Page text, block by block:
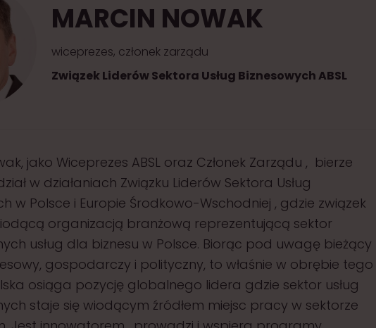
MARCIN NOWAK
wiceprezes, członek zarządu
Związek Liderów Sektora Usług Biznesowych ABSL
jako Wiceprezes ABSL oraz Członek Zarządu , bierze
w działaniach Związku Liderów Sektora Usług
w Polsce i Europie Środkowo-Wschodniej , gdzie związek
organizacją branżową reprezentującą sektor
usług dla biznesu w Polsce. Biorąc pod uwagę bieżący
gospodarczy i polityczny, to właśnie w obrębie tego
osiąga pozycję globalnego lidera gdzie sektor usług
staje się wiodącym źródłem miejsc pracy w sektorze